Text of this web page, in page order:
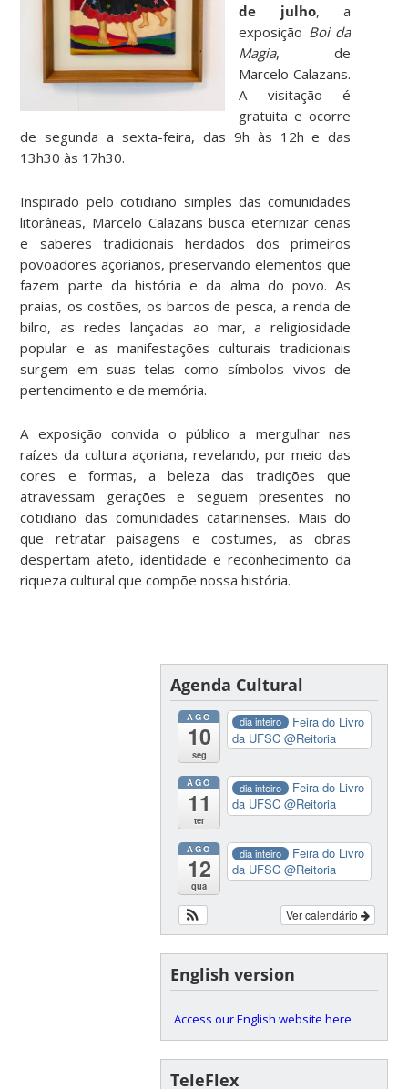
de julho, a
exposição Boi da
Magia, de
Marcelo Calazans.
A visitação é
gratuita e ocorre
de segunda a sexta-feira, das 9h às 12h e das
13h30 às 17h30.
Inspirado pelo cotidiano simples das comunidades
litorâneas, Marcelo Calazans busca eternizar cenas
e saberes tradicionais herdados dos primeiros
povoadores açorianos, preservando elementos que
fazem parte da história e da alma do povo. As
praias, os costões, os barcos de pesca, a renda de
bilro, as redes lançadas ao mar, a religiosidade
popular e as manifestações culturais tradicionais
surgem em suas telas como símbolos vivos de
pertencimento e de memória.
A exposição convida o público a mergulhar nas
raízes da cultura açoriana, revelando, por meio das
cores e formas, a beleza das tradições que
atravessam gerações e seguem presentes no
cotidiano das comunidades catarinenses. Mais do
que retratar paisagens e costumes, as obras
despertam afeto, identidade e reconhecimento da
riqueza cultural que compõe nossa história.
Agenda Cultural
AGO
10
seg
dia inteiro
Feira do Livro
da UFSC@Reitoria
AGO
11
ter
dia inteiro
Feira do Livro
da UFSC@Reitoria
AGO
12
qua
dia inteiro
Feira do Livro
da UFSC@Reitoria
Ver calendário
English version
Access our English website here
TeleFlex